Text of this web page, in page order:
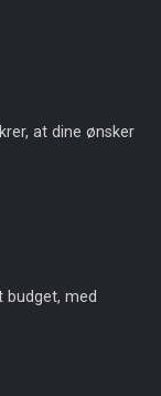
at dine ønsker
budget, med